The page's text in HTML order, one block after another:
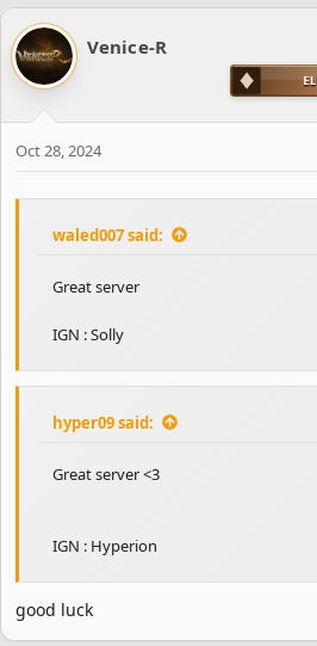
c
t
i
o
:
Venice-R
Oct 28, 2024
waled007 said:
Great server
IGN : Solly
hyper09 said:
Great server <3
IGN : Hyperion
good luck